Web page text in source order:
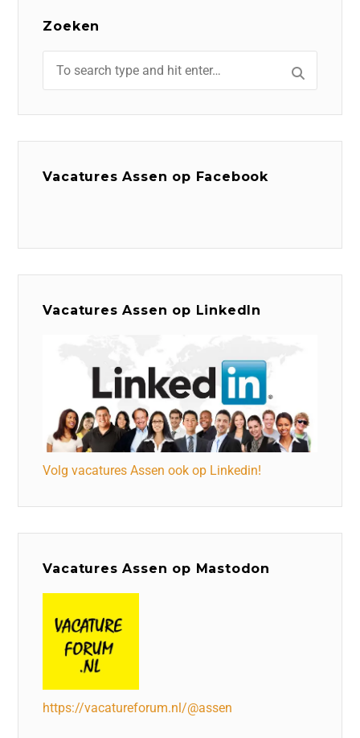
Zoeken
Vacatures Assen op Facebook
Vacatures Assen op LinkedIn
Volg vacatures Assen ook op Linkedin!
Vacatures Assen op Mastodon
https://vacatureforum.nl/@assen